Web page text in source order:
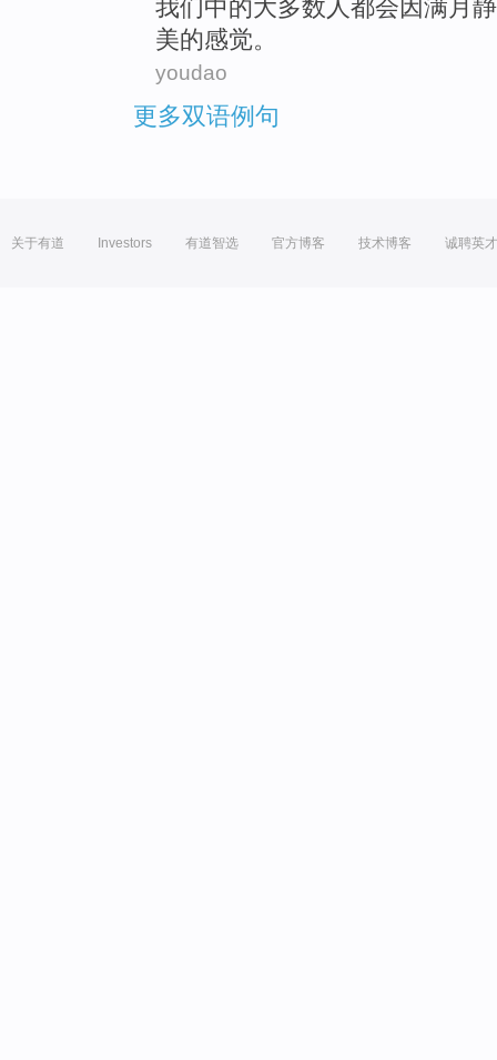
我们中的大多数 人都会因满月
美的感觉。
youdao
更多双语例句
关于有道 Investors 有道智选 官方博客 技术博客 诚聘英才